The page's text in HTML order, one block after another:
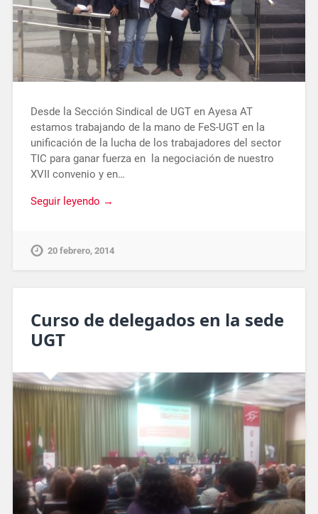
Desde la Sección Sindical de UGT en Ayesa AT
estamos trabajando de la mano de FeS-UGT en la
unificación de la lucha de los trabajadores del sector
TIC para ganar fuerza en la negociación de nuestro
XVII convenio y en…
Seguir leyendo →
20 febrero, 2014
Curso de delegados en la sede
UGT